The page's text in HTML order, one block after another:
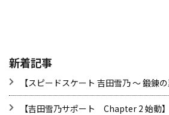
新着記事
【スピードスケート 吉田雪乃 ～ 鍛錬の
【吉田雪乃サポート Chapter 2 始動】